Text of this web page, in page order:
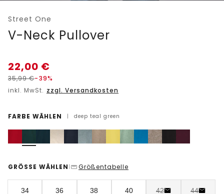
Street One
V-Neck Pullover
22,00 €
35,99€-39%
inkl. MwSt. zzgl. Versandkosten
FARBE WÄHLEN | deep teal green
GRÖSSE WÄHLEN | Größentabelle
34 36 38 40 42 44